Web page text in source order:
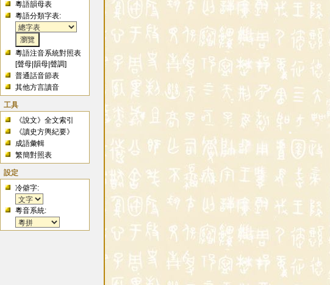
粵語韻母表
粵語分類字表:
粵語注音系統對照表
[聲母 |韻母 |聲調]
普通話音節表
其他方言讀音
工具
《說文》全文索引
《讀史方輿紀要》
成語彙輯
繁簡對照表
設定
冷僻字:
粵音系統: